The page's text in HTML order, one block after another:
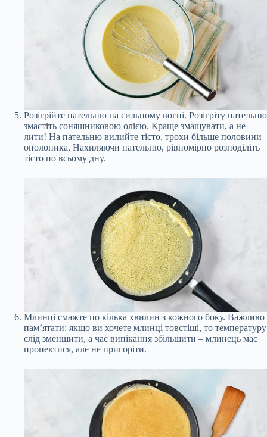
Розігрійте пательню на сильному вогні. Розігріту пательню
змастіть соняшниковою олією. Краще змащувати, а не
лити! На пательню вилийте тісто, трохи більше половини
ополоника. Нахиляючи пательню, рівномірно розподіліть
тісто по всьому дну.
Млинці смажте по кілька хвилин з кожного боку. Важливо
пам’ятати: якщо ви хочете млинці товстіші, то температуру
слід зменшити, а час випікання збільшити – млинець має
пропектися, але не пригоріти.